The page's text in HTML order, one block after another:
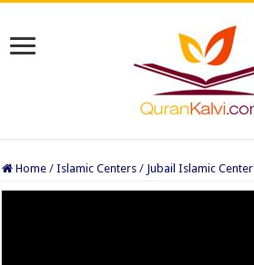
Home / Islamic Centers / Jubail Islamic Center